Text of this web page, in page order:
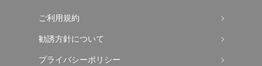
ご利用規約
勧誘方針について
プライバシーポリシー